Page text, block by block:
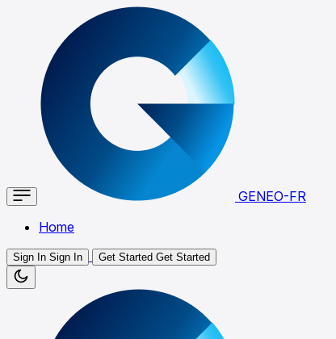
GENEO-FR
Home
Sign In Sign In Get Started Get Started